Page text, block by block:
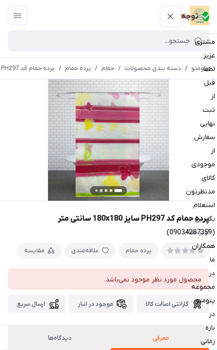
توجه
مشتری
عزیز
لطفا
قبل
از
ثبت
نهایی
سفارش
از
موجودی
کالای
مدنظرتون
استعلام
بگیرین
(09034287359)
همکاران
ما
در
مجموعه
پتومتو
در
بازه
زمانی
پتومتو
پتومتو / دسته بندی محصولات / حمام / پرده حمام / پرده حمام کد PH297 سایز 180x180 سانتی متر
پرده حمام کد PH297 سایز 180x180 سانتی متر
آویز حمام
پرده حمام علاقه‌مندی مقایسه
محصول مورد نظر موجود نمی‌باشد.
گارانتی اصالت کالا موجود در انبار ارسال سریع
معرفی دیدگاه‌ها